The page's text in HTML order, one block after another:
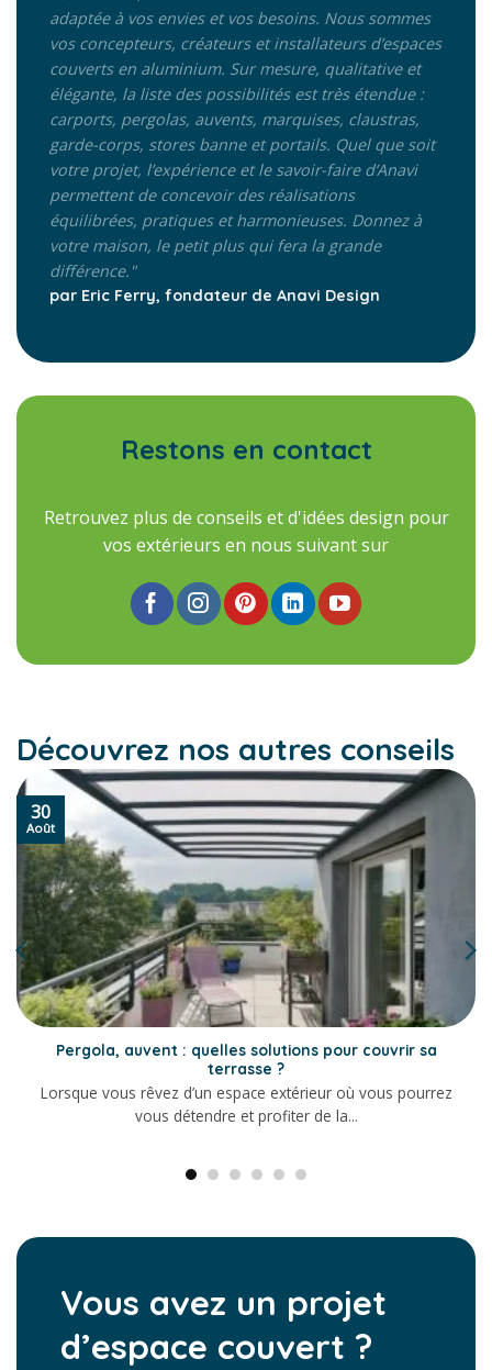
adaptée à vos envies et vos besoins. Nous sommes
vos concepteurs, créateurs et installateurs d’espaces
couverts en aluminium. Sur mesure, qualitative et
élégante, la liste des possibilités est très étendue :
carports, pergolas, auvents, marquises, claustras,
garde-corps, stores banne et portails. Quel que soit
votre projet, l’expérience et le savoir-faire d’Anavi
permettent de concevoir des réalisations
équilibrées, pratiques et harmonieuses. Donnez à
votre maison, le petit plus qui fera la grande
différence."
par Eric Ferry, fondateur de Anavi Design
Restons en contact
Retrouvez plus de conseils et d'idées design pour
vos extérieurs en nous suivant sur
Découvrez nos autres conseils
Pergola, auvent : quelles solutions pour couvrir sa
terrasse ?
Lorsque vous rêvez d’un espace extérieur où vous pourrez
vous détendre et profiter de la...
30
Août
Vous avez un projet
d’espace couvert ?